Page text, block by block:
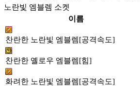
노란빛 엠블렘 소켓
이름
찬란한 노란빛 엠블렘[공격속도]
찬란한 옐로우 엠블렘[힘]
화려한 노란빛 엠블렘[공격속도]